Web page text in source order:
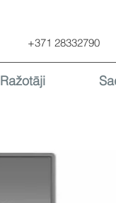
+371 28332790
Ražotāji